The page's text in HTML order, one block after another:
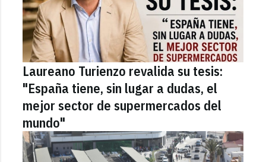
Laureano Turienzo revalida su tesis:
"España tiene, sin lugar a dudas, el
mejor sector de supermercados del
mundo"